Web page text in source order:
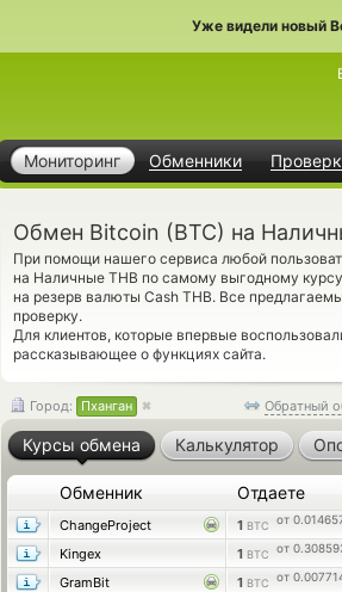
Уже видели новый
Мониторинг Обменники
Обмен Bitcoin (BTC) на
При помощи нашего сервиса любой
на Наличные THB по самому выгодному
на резерв валюты Cash THB. Все
проверку.
Для клиентов, которые впервые
рассказывающее о функциях сайта.
Обратный
Город: Пханган
Курсы обмена Калькулятор
Обменник Отдаете
ChangeProject 1 BTC от
Kingex
1 BTC от
GramBit
1 BTC от